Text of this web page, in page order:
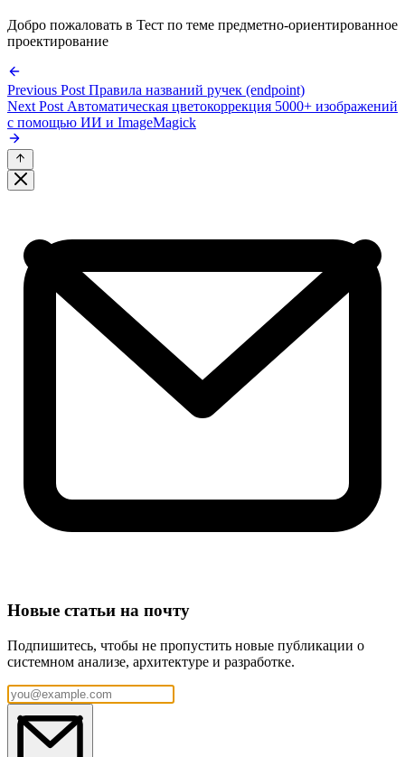
Добро пожаловать в Тест по теме предметно-ориентированное
проектирование
Previous Post Правила названий ручек (endpoint)
Next Post Автоматическая цветокоррекция 5000+ изображений
с помощью ИИ и ImageMagick
Новые статьи на почту
Подпишитесь, чтобы не пропустить новые публикации о
системном анализе, архитектуре и разработке.